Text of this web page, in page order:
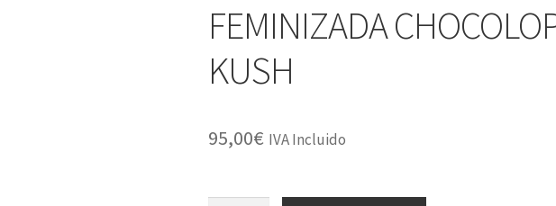
FEMINIZADA
KUSH
95,00€ IVA Incluido